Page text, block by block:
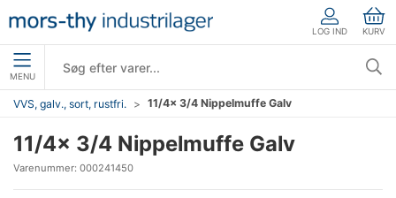
LOG IND KURV
MENU
VVS, galv., sort, rustfri. 11/4x 3/4 Nippelmuffe Galv
11/4x 3/4 Nippelmuffe Galv
Varenummer: 000241450